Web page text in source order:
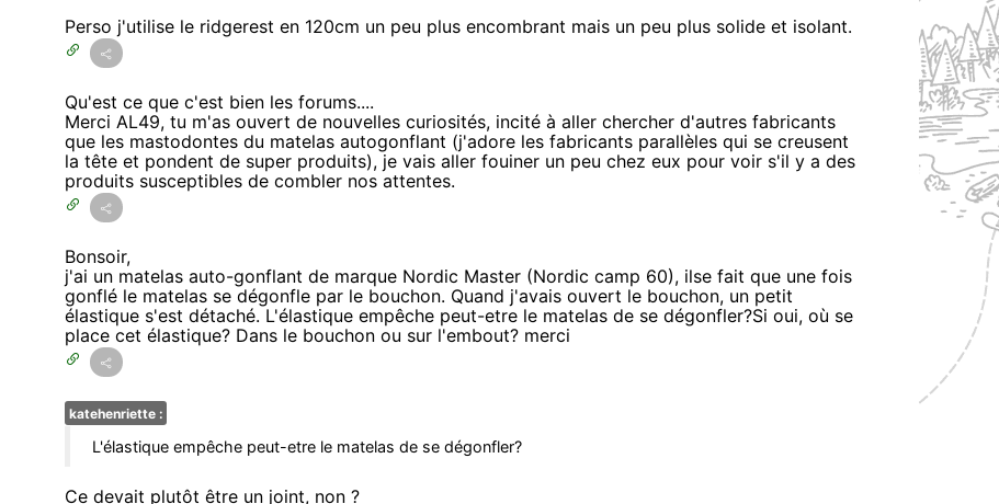
Perso j'utilise le ridgerest en 120cm un peu plus encombrant mais un peu plus solide et isolant.
Qu'est ce que c'est bien les forums....
Merci AL49, tu m'as ouvert de nouvelles curiosités, incité à aller chercher d'autres fabricants
que les mastodontes du matelas autogonflant (j'adore les fabricants parallèles qui se creusent
la tête et pondent de super produits), je vais aller fouiner un peu chez eux pour voir s'il y a des
produits susceptibles de combler nos attentes.
Bonsoir,
j'ai un matelas auto-gonflant de marque Nordic Master (Nordic camp 60), ilse fait que une fois
gonflé le matelas se dégonfle par le bouchon. Quand j'avais ouvert le bouchon, un petit
élastique s'est détaché. L'élastique empêche peut-etre le matelas de se dégonfler?Si oui, où se
place cet élastique? Dans le bouchon ou sur l'embout? merci
katehenriette :
L'élastique empêche peut-etre le matelas de se dégonfler?
Ce devait plutôt être un joint, non ?